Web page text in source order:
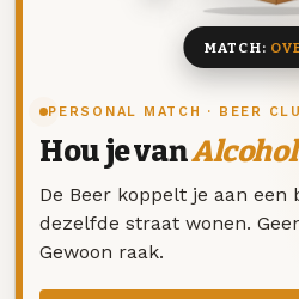
PERSONAL MATCH · BEER
Hou je van
De Beer koppelt je aan
dezelfde straat wonen.
Gewoon raak.
MATCH: